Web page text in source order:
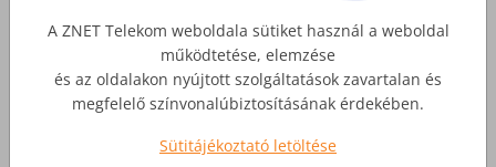
Üzleti Internet
Nagyobb igényekre, egyedi
A ZNET Telekom weboldala sütiket használ a weboldal
működtetése, elemzése
és az oldalakon nyújtott szolgáltatások zavartalan és
megfelelő színvonalúbiztosításának érdekében.
Sütitájékoztató letöltése